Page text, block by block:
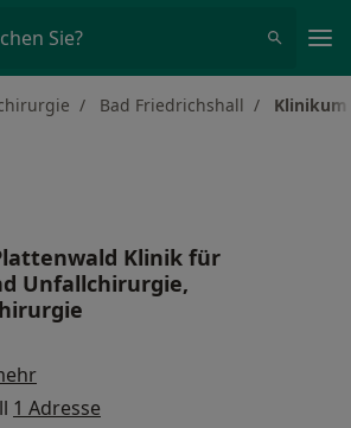
Sie?
Bad Friedrichshall
Klinik für
Unfallchirurgie,
1 Adresse